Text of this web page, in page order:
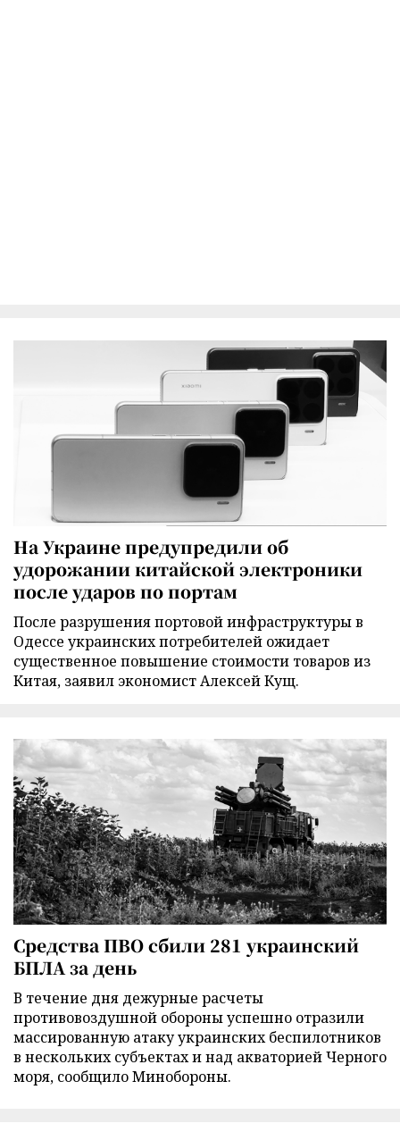
На Украине предупредили об
удорожании китайской электроники
после ударов по портам
После разрушения портовой инфраструктуры в
Одессе украинских потребителей ожидает
существенное повышение стоимости товаров из
Китая, заявил экономист Алексей Кущ.
Средства ПВО сбили 281 украинский
БПЛА за день
В течение дня дежурные расчеты
противовоздушной обороны успешно отразили
массированную атаку украинских беспилотников
в нескольких субъектах и над акваторией Черного
моря, сообщило Минобороны.